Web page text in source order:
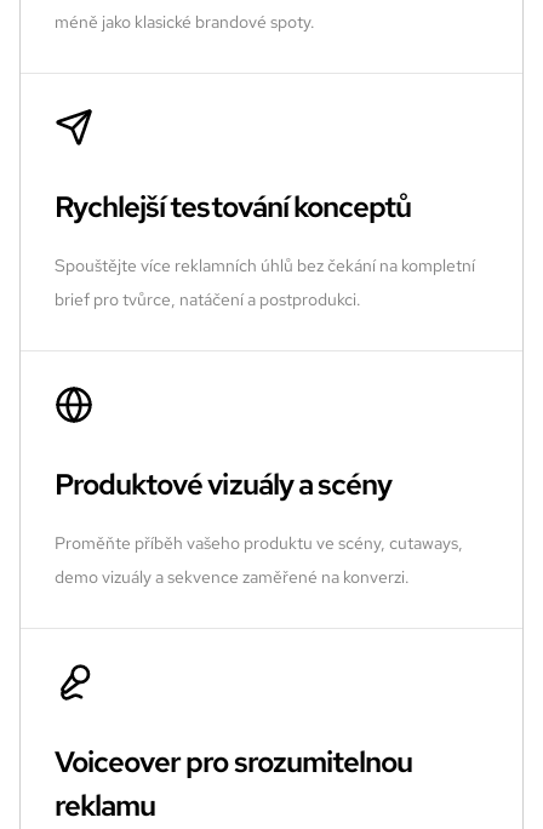
méně jako klasické brandové spoty.
Rychlejší testování konceptů
Spouštějte více reklamních úhlů bez čekání na kompletní
brief pro tvůrce, natáčení a postprodukci.
Produktové vizuály a scény
Proměňte příběh vašeho produktu ve scény, cutaways,
demo vizuály a sekvence zaměřené na konverzi.
Voiceover pro srozumitelnou
reklamu